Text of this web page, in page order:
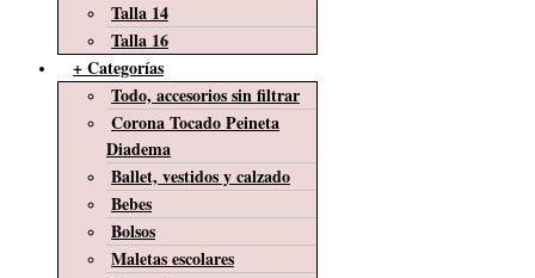
Talla 14
Talla 16
+ Categorías
Todo, accesorios sin filtrar
Corona Tocado Peineta
Diadema
Ballet, vestidos y calzado
Bebes
Bolsos
Maletas escolares